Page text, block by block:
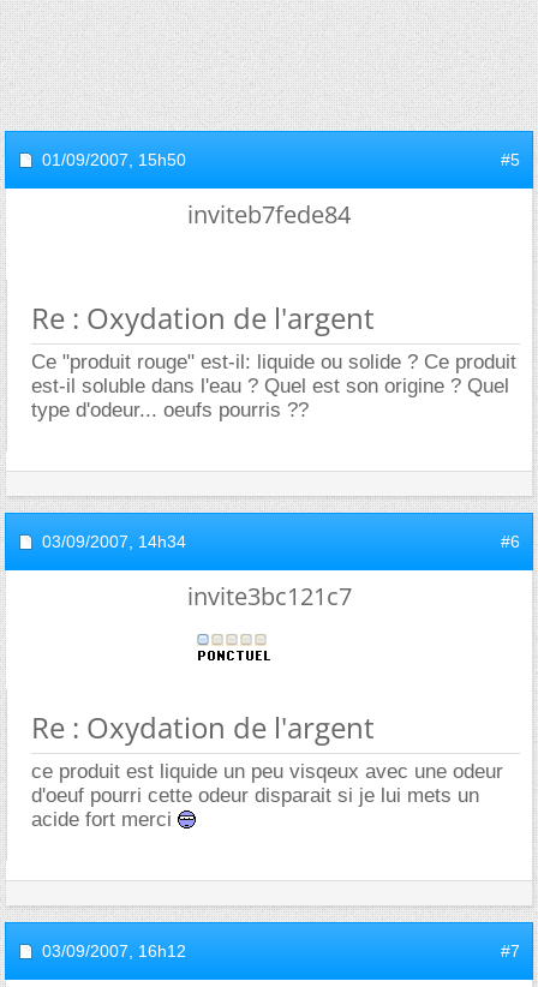
01/09/2007, 15h50 #5
inviteb7fede84
Re : Oxydation de l'argent
Ce "produit rouge" est-il: liquide ou solide ? Ce produit
est-il soluble dans l'eau ? Quel est son origine ? Quel
type d'odeur... oeufs pourris ??
03/09/2007, 14h34 #6
invite3bc121c7
Re : Oxydation de l'argent
ce produit est liquide un peu visqeux avec une odeur
d'oeuf pourri cette odeur disparait si je lui mets un
acide fort merci
03/09/2007, 16h12 #7